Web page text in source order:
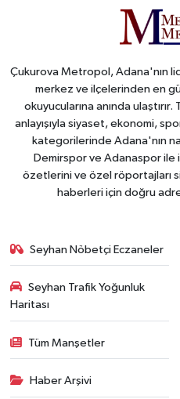
Çukurova Metropol, Adana'nın
merkez ve ilçelerinden en
okuyucularına anında
anlayışıyla siyaset, ekonomi,
kategorilerinde Adana'nın
Demirspor ve Adanaspor ile
özetlerini ve özel röportajları
haberleri için doğru
Seyhan Nöbetçi Eczaneler
Seyhan Trafik Yoğunluk
Haritası
Tüm Manşetler
Haber Arşivi